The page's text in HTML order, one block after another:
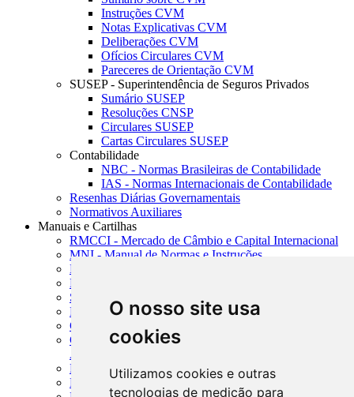
O nosso site usa
cookies
Utilizamos cookies e outras
tecnologias de medição para
Instruções CVM
Notas Explicativas CVM
Deliberações CVM
Ofícios Circulares CVM
Pareceres de Orientação CVM
SUSEP - Superintendência de Seguros Privados
Sumário SUSEP
Resoluções CNSP
Circulares SUSEP
Cartas Circulares SUSEP
Contabilidade
NBC - Normas Brasileiras de Contabilidade
IAS - Normas Internacionais de Contabilidade
Resenhas Diárias Governamentais
Normativos Auxiliares
Manuais e Cartilhas
RMCCI - Mercado de Câmbio e Capital Internacional
MNI - Manual de Normas e Instruções
MTVM - Manual de Títulos e Valores Mobiliários
MCR - Manual de Crédito Rural
SISORF - Manual de Organização do SFN
MASUP - Manual de Supervisão Bancária
CADOC - Catálogo de Documentos
CNAE-CONCLA - Classificação Nacional de
Atividades Econômicas
PMF - Cartilhas do BCB
Manuais Auxiliares do BCB e Cosif-e